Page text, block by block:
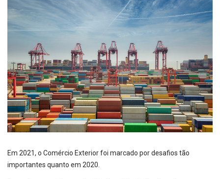
Em 2021, o Comércio Exterior foi marcado por desafios tão
importantes quanto em 2020.